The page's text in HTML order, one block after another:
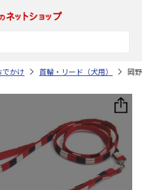
でかけ 首輪・リード（犬用） 岡